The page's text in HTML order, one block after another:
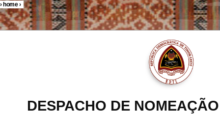
You are here
›home›
DESPACHO DE